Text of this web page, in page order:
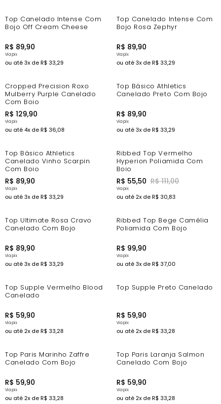
Top Canelado Intense Com
Bojo Off Cream Cheese
R$ 89,90
ou até3x deR$ 33,29
Top Canelado Intense Com
Bojo Rosa Zephyr
R$ 89,90
ou até3x deR$ 33,29
Cropped Precision Roxo
Mulberry Purple Canelado
Com Bojo
R$ 129,90
ou até 4x deR$ 36,08
Top Básico Athletics
Canelado Preto Com Bojo
R$ 89,90
ou até3x deR$ 33,29
Top Básico Athletics
Canelado Vinho Scarpin
Com Bojo
R$ 89,90
ou até3x deR$ 33,29
-44%
Ribbed Top Vermelho
Hyperion Poliamida Com
Bojo
R$ 55,50 R$ 111,00
ou até 2x deR$ 30,83
Top Ultimate Rosa Cravo
Canelado Com Bojo
R$ 89,90
ou até3x deR$ 33,29
Ribbed Top Bege Camélia
Poliamida Com Bojo
R$ 99,90
ou até3x deR$ 37,00
Top Supple Vermelho Blood
Canelado
R$ 59,90
ou até 2x deR$ 33,28
Top Supple Preto Canelado
R$ 59,90
ou até 2x deR$ 33,28
Top Paris Marinho Zaffre
Canelado Com Bojo
R$ 59,90
ou até 2x deR$ 33,28
Top Paris Laranja Salmon
Canelado Com Bojo
R$ 59,90
ou até 2x deR$ 33,28